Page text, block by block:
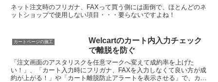
ネット注文時のフリガナ、FAXって買う側には面倒で、ほとんどのネ
ットショップで使用しない項目・・・要らないですよね！
カートページの施工
Welcartのカート内入力チェック
で離脱を防ぐ
「注文画面のアスタリスクを任意マークへ変えて成約率を上げた
い！」、「カート入力時にフリガナ、FAXを入力しなくて良い方が成
約が上がる！」や「カート離脱防止アラートを表示させる」で、カー